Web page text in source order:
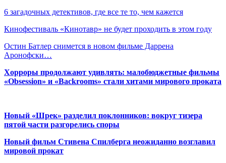
6 загадочных детективов, где все те то, чем кажется
Кинофестиваль «Кинотавр» не будет проходить в этом году
Остин Батлер снимется в новом фильме Даррена
Аронофски…
Хорроры продолжают удивлять: малобюджетные фильмы
«Obsession» и «Backrooms» стали хитами мирового проката
Новый «Шрек» разделил поклонников: вокруг тизера
пятой части разгорелись споры
Новый фильм Стивена Спилберга неожиданно возглавил
мировой прокат